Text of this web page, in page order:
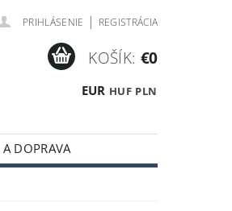
PRIHLÁSENIE | REGISTRÁCIA
EUR HUF PLN
KOŠÍK: €0
DOPRAVA